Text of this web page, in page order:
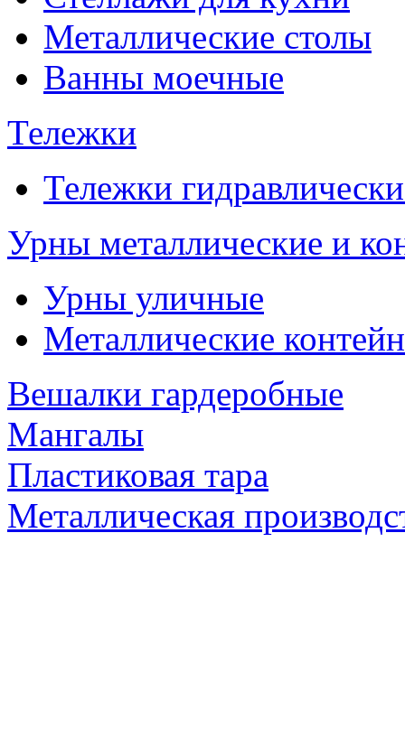
Металлические столы
Ванны моечные
Тележки
Тележки
Урны металлические и
Урны уличные
Металлические
Вешалки гардеробные
Мангалы
Пластиковая тара
Металлическая